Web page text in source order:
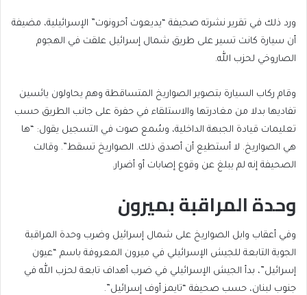
ورد ذلك في تقرير نشرته صحيفة “يديعوت أحرونوت” الإسرائيلية، مضيفة
أن سيارة كانت تسير على طريق شمال إسرائيل علقت في الهجوم
الصاروخي لحزب الله.
وقام ركاب السيارة بتصوير الصواريخ المتساقطة وهم يحاولون يائسين
تفاديها بدلا من مغادرتها والاستلقاء في حفرة على جانب الطريق حسب
تعليمات قيادة الجبهة الداخلية، وسُمع صوت في التسجيل يقول: “ها
هي الصواريخ. لا أستطيع أن أصدق ذلك. الصواريخ تسقط”. وقالت
الصحيفة إنه لم يبلغ عن وقوع إصابات أو أضرار.
وحدة المراقبة بميرون
وفي أعقاب وابل الصواريخ على شمال إسرائيل وضرب وحدة المراقبة
الجوية التابعة للجيش الإسرائيلي في ميرون المعروفة باسم “عيون
إسرائيل”، بدأ الجيش الإسرائيلي في ضرب أهداف تابعة لحزب الله في
جنوب لبنان، حسب صحيفة “تايمز أوف إسرائيل”.